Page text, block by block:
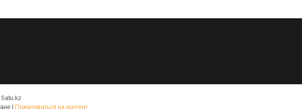
Satu.kz
Karcher Store - официальный дистрибьютор в Казахстане | Пожаловаться на контент